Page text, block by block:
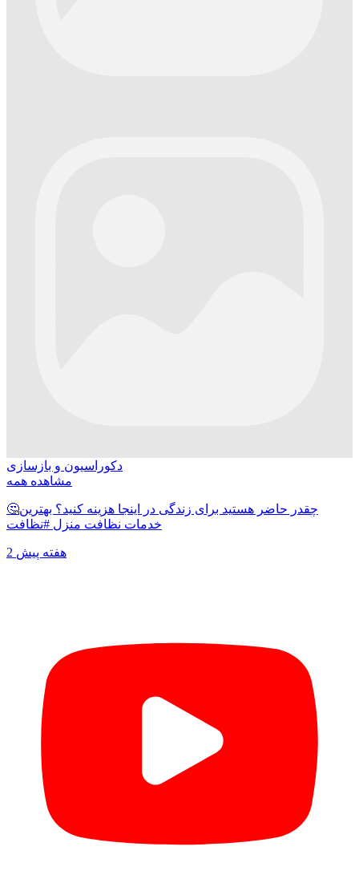
دکوراسیون و بازسازی
مشاهده همه
🤔چقدر حاضر هستید برای زندگی در اینجا هزینه کنید؟ بهترین
خدمات نظافت منزل #نظافت
2 هفته پیش